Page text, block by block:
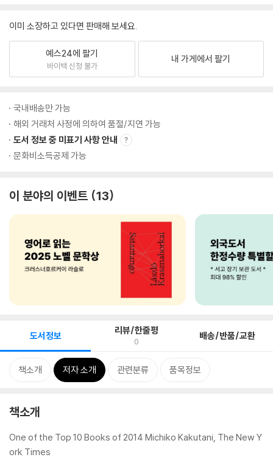
이미 소장하고 있다면 판매해 보세요.
예스24에 팔기
바이백 신청 불가
내 가게에서 팔기
국내배송만 가능
해외 거래처 사정에 의하여 품절/지연 가능
도서 정보 중 미표기 사항 안내
문화비소득공제 가능
이 분야의 이벤트 13
도서정보 리뷰/한줄평
0 배송/반품/교환
책소개 저자 소개 관련분류 품목정보
책소개
One of the Top 10 Books of 2014 Michiko Kakutani, The New Y
ork Times